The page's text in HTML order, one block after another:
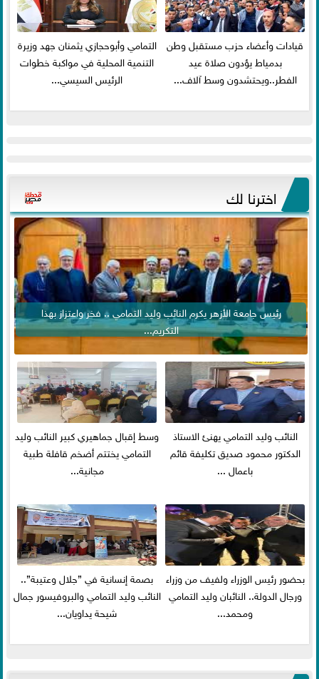
قيادات وأعضاء حزب مستقبل وطن
بدمياط يؤدون صلاة عيد
الفطر..ويحتشدون وسط آلاف...
التمامي وأبوحجازي يثمنان جهد وزيرة
التنمية المحلية في مواكبة خطوات
الرئيس السيسي...
اخترنا لك
رئيس جامعة الأزهر يكرم النائب وليد التمامي .. فخر واعتزاز بهذا
التكريم...
النائب وليد التمامي يهنئ الاستاذ
الدكتور محمود صديق تكليفة قائم
باعمال ...
وسط إقبال جماهيري كبير النائب وليد
التمامي يختتم أضخم قافلة طبية
مجانية...
بحضور رئيس الوزراء ولفيف من وزراء
ورجال الدولة.. النائبان وليد التمامي
ومحمد...
بصمة إنسانية في ”جلال وعتيبة”..
النائب وليد التمامي والبروفيسور جمال
شيحة يداويان...